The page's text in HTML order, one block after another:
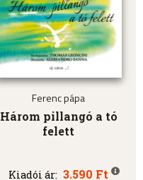
Ferenc pápa
Három pillangó a tó
felett
Kiadói ár: 3.590 Ft